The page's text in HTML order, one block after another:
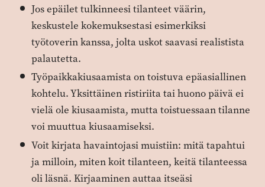
Jos epäilet tulkinneesi tilanteet väärin,
keskustele kokemuksestasi esimerkiksi
työtoverin kanssa, jolta uskot saavasi realistista
palautetta.
Työpaikkakiusaamista on toistuva epäasiallinen
kohtelu. Yksittäinen ristiriita tai huono päivä ei
vielä ole kiusaamista, mutta toistuessaan tilanne
voi muuttua kiusaamiseksi.
Voit kirjata havaintojasi muistiin: mitä tapahtui
ja milloin, miten koit tilanteen, keitä tilanteessa
oli läsnä. Kirjaaminen auttaa itseäsi